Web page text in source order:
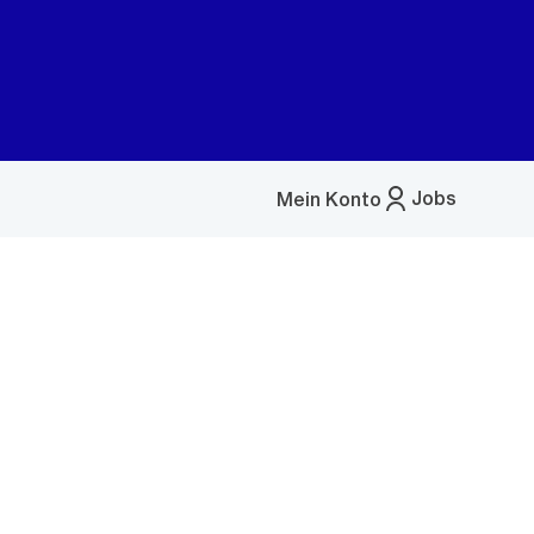
Jobs
Mein Konto
Menü